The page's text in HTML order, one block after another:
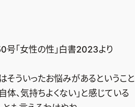
ないこと
号「女性の性」白書2023より
そういったお悩みがあるということ
体、気持ちよくない」と感じている